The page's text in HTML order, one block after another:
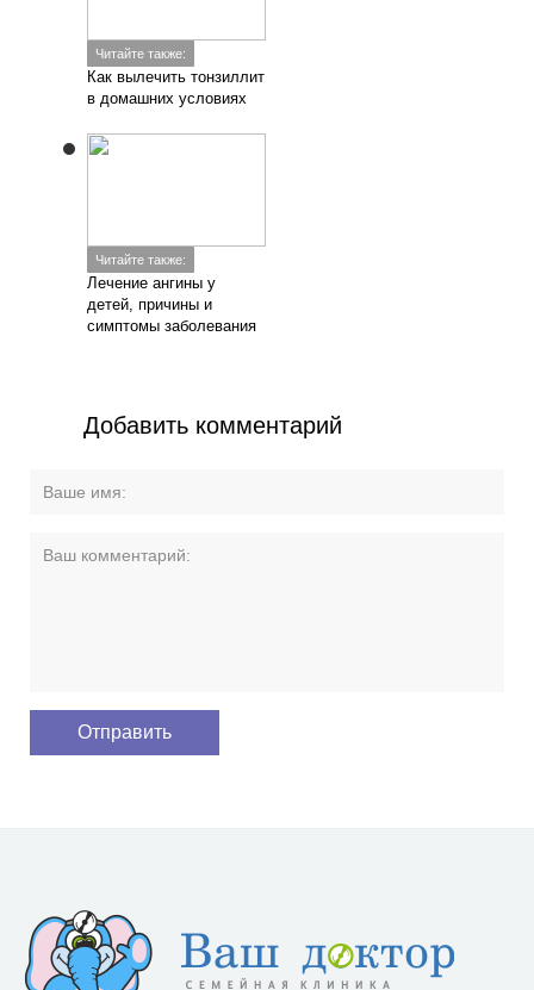
Читайте также:
Как вылечить тонзиллит
в домашних условиях
Читайте также:
Лечение ангины у
детей, причины и
симптомы заболевания
Добавить комментарий